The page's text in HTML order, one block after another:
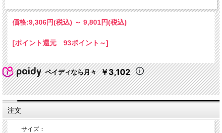
価格:9,306円(税込) ～ 9,801円(税込)
[ポイント還元 93ポイント～]
ペイディなら月々 ￥3,102
注文
サイズ：